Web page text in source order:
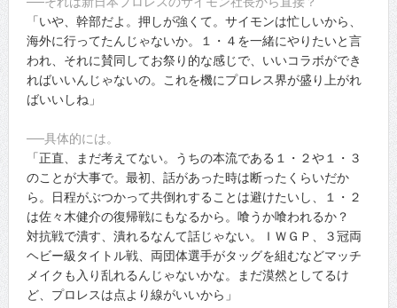
「いや、幹部だよ。押しが強くて。サイモンは忙しいから、
海外に行ってたんじゃないか。１・４を一緒にやりたいと言
われ、それに賛同してお祭り的な感じで、いいコラボができ
ればいいんじゃないの。これを機にプロレス界が盛り上がれ
ばいいしね」
──具体的には。
「正直、まだ考えてない。うちの本流である１・２や１・３
のことが大事で。最初、話があった時は断ったくらいだか
ら。日程がぶつかって共倒れすることは避けたいし、１・２
は佐々木健介の復帰戦にもなるから。喰うか喰われるか？
対抗戦で潰す、潰れるなんて話じゃない。ＩＷＧＰ、３冠両
ヘビー級タイトル戦、両団体選手がタッグを組むなどマッチ
メイクも入り乱れるんじゃないかな。まだ漠然としてるけ
ど、プロレスは点より線がいいから」